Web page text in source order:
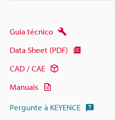
Guia técnico
Data Sheet (PDF)
CAD / CAE
Manuais
Pergunte à KEYENCE